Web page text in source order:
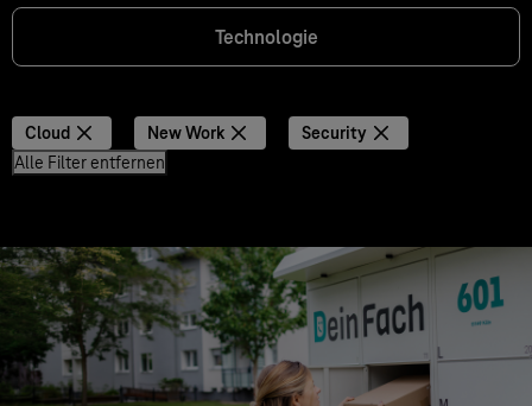
Technologie
Cloud New Work
Security
Alle Filter entfernen